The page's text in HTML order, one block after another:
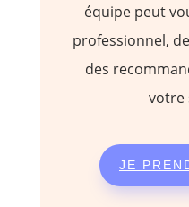
équipe peut
professionnel,
des
votre
JE